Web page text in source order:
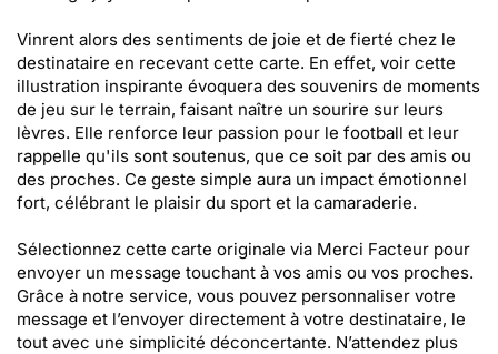
Vinrent alors des sentiments de joie et de fierté chez le
destinataire en recevant cette carte. En effet, voir cette
illustration inspirante évoquera des souvenirs de moments
de jeu sur le terrain, faisant naître un sourire sur leurs
lèvres. Elle renforce leur passion pour le football et leur
rappelle qu'ils sont soutenus, que ce soit par des amis ou
des proches. Ce geste simple aura un impact émotionnel
fort, célébrant le plaisir du sport et la camaraderie.
Sélectionnez cette carte originale via Merci Facteur pour
envoyer un message touchant à vos amis ou vos proches.
Grâce à notre service, vous pouvez personnaliser votre
message et l’envoyer directement à votre destinataire, le
tout avec une simplicité déconcertante. N’attendez plus